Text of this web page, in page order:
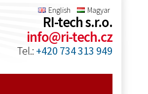
English Magyar
RI-tech s.r.o.
info@ri-tech.cz
Tel.: +420 734 313 949